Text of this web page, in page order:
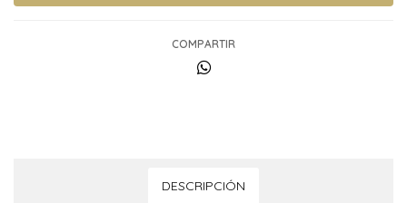
COMPARTIR
DESCRIPCIÓN